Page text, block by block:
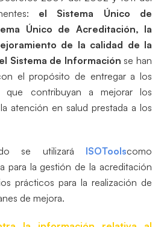
el Sistema Único de
Único de Acreditación, la
de la calidad de la
Sistema de Información se han
el propósito de entregar a los
que contribuyan a mejorar los
atención en salud prestada a los
se utilizará ISOToolscomo
para la gestión de la acreditación
prácticos para la realización de
de mejora.